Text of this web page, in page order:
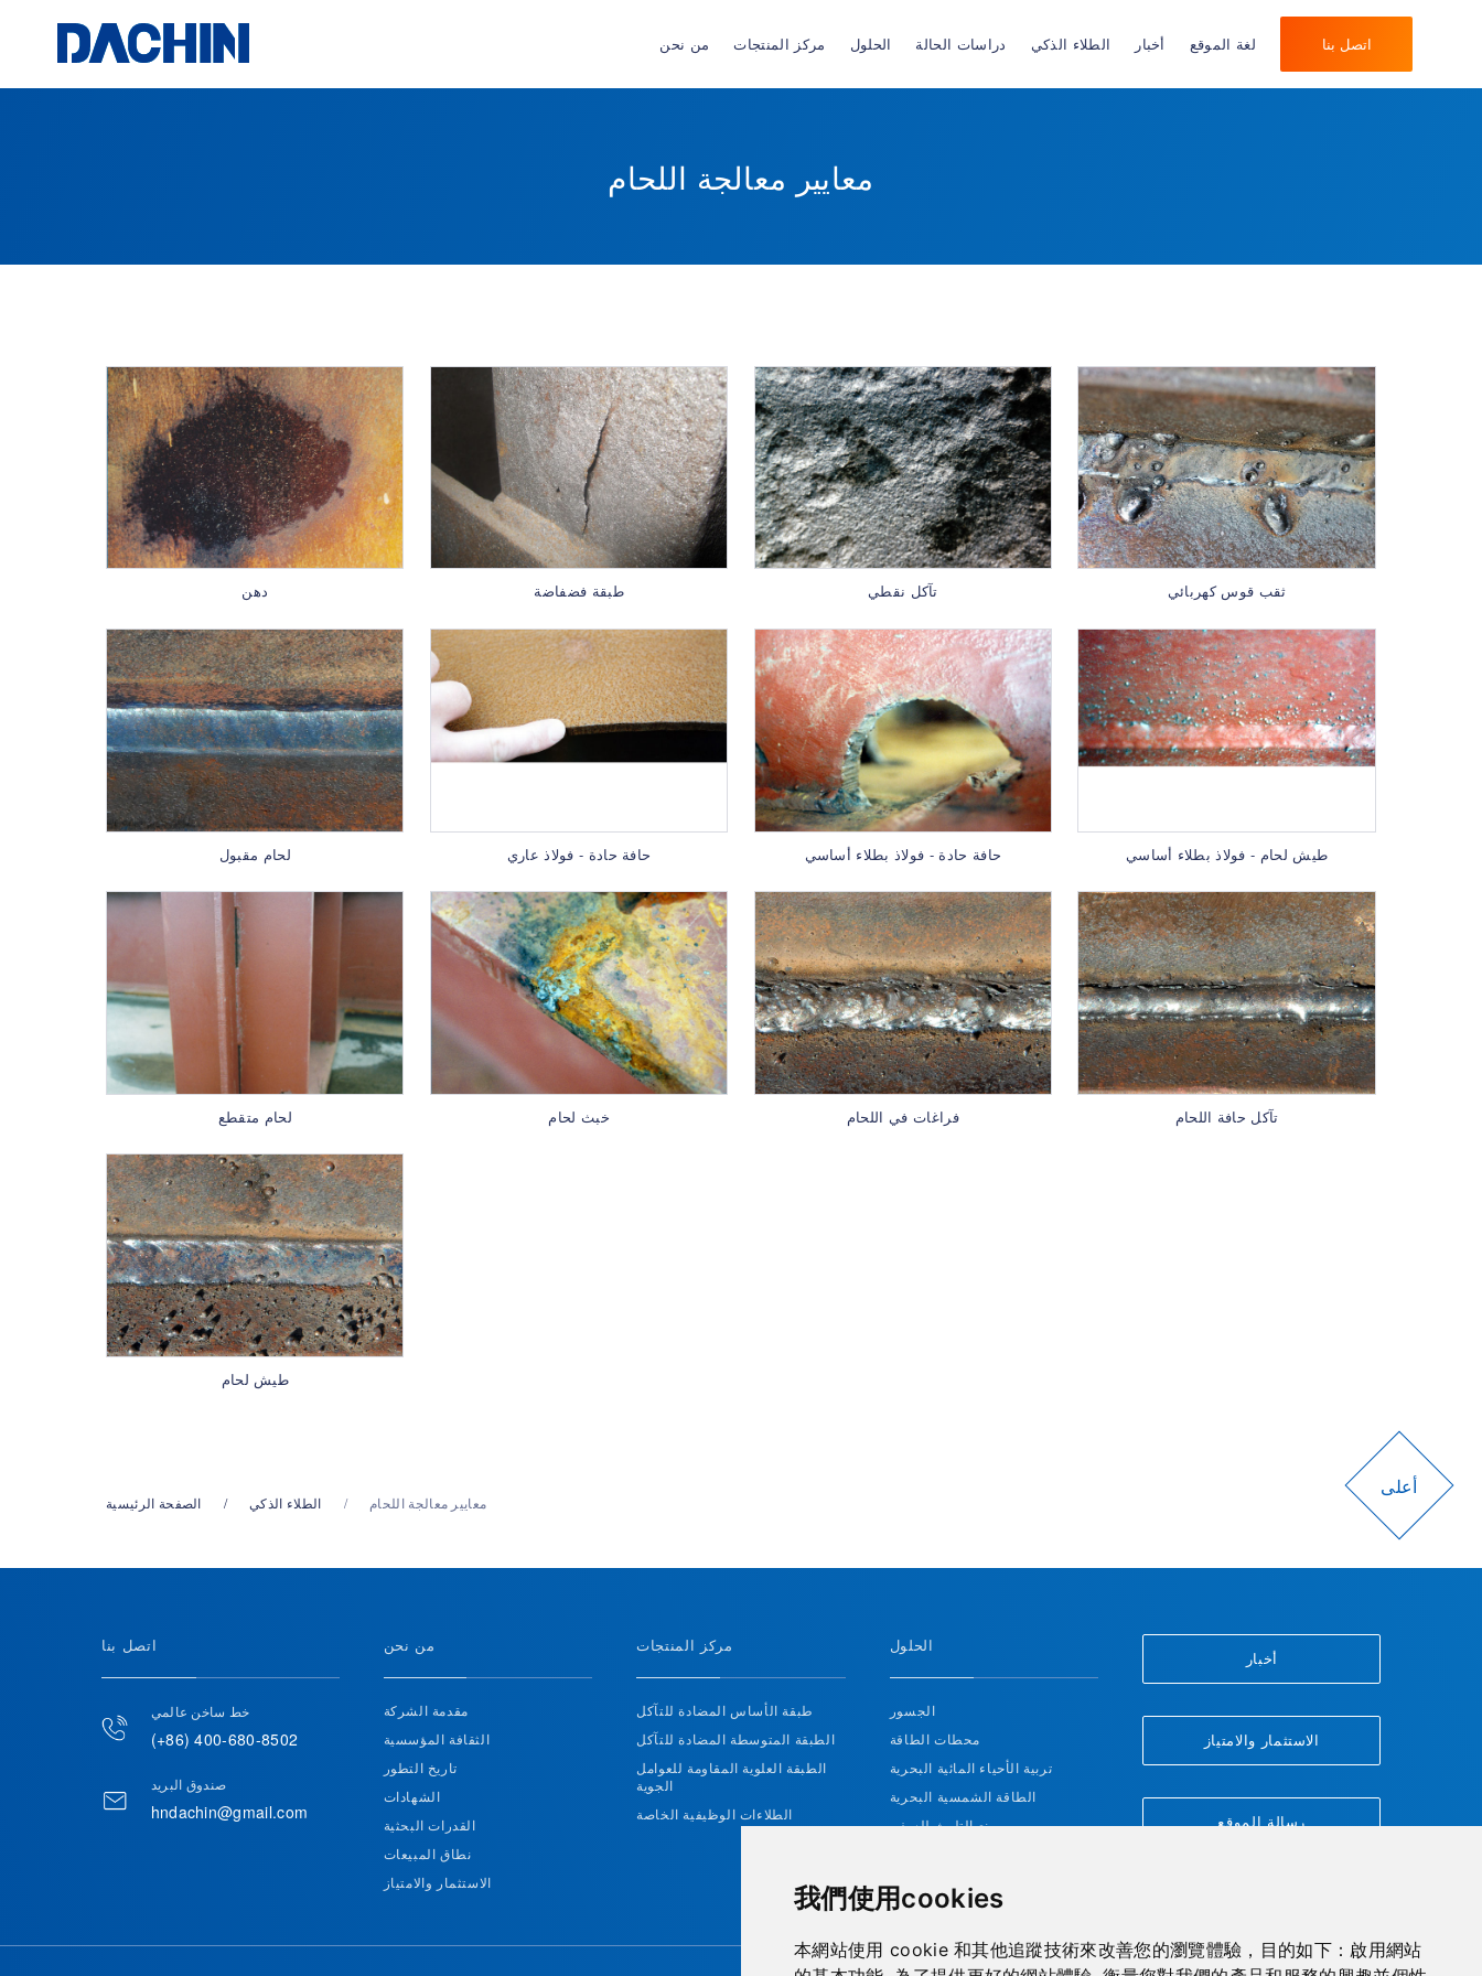
我們使用cookies
本網站使用 cookie 和其他追蹤技術來改善您的瀏覽體驗，目的如下： 啟用網站
من نحن مركز المنتجات الحلول دراسات الحالة الطلاء الذكي أخبار لغة الموقع اتصل بنا
معايير معالجة اللحام
دهن طبقة فضفاضة تآكل نقطي ثقب قوس كهربائي
لحام مقبول حافة حادة - فولاذ عاري حافة حادة - فولاذ بطلاء أساسي طيش لحام - فولاذ بطلاء أساسي
لحام متقطع خبث لحام فراغات في اللحام تآكل حافة اللحام
طيش لحام
الصفحة الرئيسية الطلاء الذكي معايير معالجة اللحام
أعلى
اتصل بنا
خط ساخن عالمي
(+86) 400-680-8502
صندوق البريد
hndachin@gmail.com
من نحن
مقدمة الشركة
الثقافة المؤسسية
تاريخ التطور
الشهادات
القدرات البحثية
نطاق المبيعات
الاستثمار والامتياز
مركز المنتجات
طبقة الأساس المضادة للتآكل
الطبقة المتوسطة المضادة للتآكل
الطبقة العلوية المقاومة للعوامل
الجوية
الطلاءات الوظيفية الخاصة
الحلول
الجسور
محطات الطاقة
تربية الأحياء المائية البحرية
الطاقة الشمسية البحرية
منع التلوث للسفن
أخبار
الاستثمار والامتياز
رسالة الموقع